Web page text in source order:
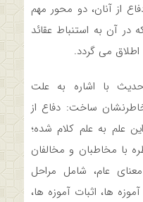
از آنان، دو محور مهم
در آن به استنباط عقائد
اطلاق می گردد.
با اشاره به علت
خاطرنشان ساخت: دفاع از
علم به علم کلام شده؛
با مخاطبان و مخالفان
عام، شامل مراحل
ها، اثبات آموزه ها،